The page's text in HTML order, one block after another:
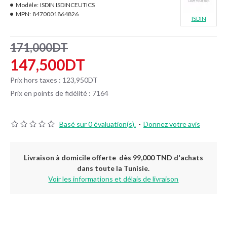
Basé sur 0 évaluation(s). - Donnez votre avis
147,500DT
171,000DT
Prix hors taxes : 123,950DT
Prix en points de fidélité : 7164
Modèle: ISDIN ISDINCEUTICS
MPN: 8470001864826
ISDIN
Livraison à domicile offerte dès 99,000 TND d'achats
dans toute la Tunisie.
Voir les informations et délais de livraison